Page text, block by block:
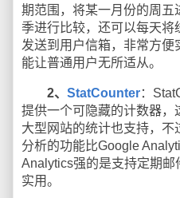
期范围，将某一月份的周五
季进行比较，还可以每天
发送到用户信箱，非常方
能让普通用户无所适从。
2、 StatCounter：
提供一个可隐藏的计数器，
大型网站的统计也支持，
分析的功能比Google
Analytics强的是支持定期
实用。